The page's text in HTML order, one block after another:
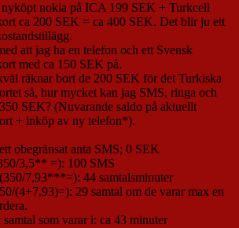
nokia på ICA 199 SEK + Turkcell
ca 200 SEK = ca 400 SEK. Det blir ju ett
att jag ha en telefon och ett Svensk
med ca 150 SEK på.
räknar bort de 200 SEK för det Turkiska
så, hur mycket kan jag SMS, ringa och
SEK? (Nuvarande saldo på aktuellt
+ inköp av ny telefon*).
obegränsat anta SMS; 0 SEK
3,5** =): 100 SMS
7,93***=): 44 samtalsminuter
(4+7,93)=): 29 samtal om de varar max en
samtal som varar i: ca 43 minuter